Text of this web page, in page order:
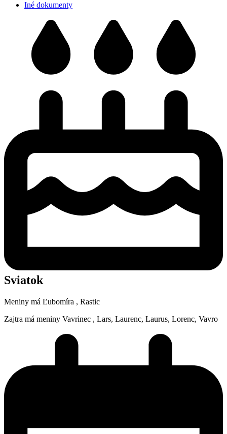
Iné dokumenty
Sviatok
Meniny má Ľubomíra , Rastic
Zajtra má meniny Vavrinec , Lars, Laurenc, Laurus, Lorenc, Vavro